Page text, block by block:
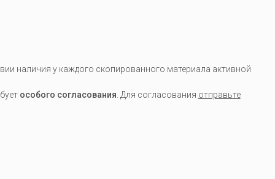
наличия у каждого скопированного материала активной
особого согласования. Для согласования отправьте